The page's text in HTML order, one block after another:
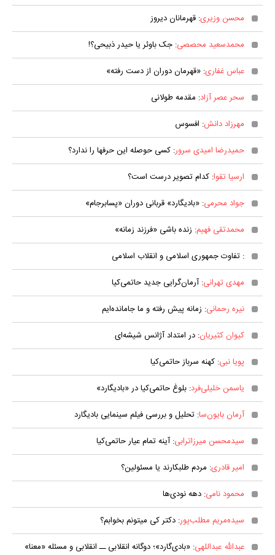
محسن وزیری: قهرمانان دیروز
محمدسعید محصصی: جک باوئر یا حیدر ذبیحی؟!
عباس غفاری: «قهرمان دوران از دست رفته»
سحر عصر آزاد: مقدمه طولانی
مهرزاد دانش: افسوس
حمیدرضا امیدی سرور: کسی حوصله این حرفها را ندارد؟
ارسیا تقوا: کدام تصویر درست است؟
جواد محرمی: «بادیگارد» قربانی دوران «پسابرجام»
محمدتقی فهیم: زنده باشی «فرزند زمانه»
: تفاوت جمهوری اسلامی و انقلاب اسلامی
مهدی تهرانی: آرمان‌گرایی جدید حاتمی‌کیا
نیره رحمانی: زمانه پیش رفته و ما جامانده‌ایم
کیوان کثیریان: در امتداد آژانس شیشه‌ای
پویا نبی: کهنه سرباز حاتمی‌کیا
یاسمن خلیلی‌فرد: بلوغ حاتمی‌کیا در «بادیگارد»
آرمان بایون‌سا: تحلیل و بررسی فیلم سینمایی بادیگارد
سیدمحسن میرزاترابی: آینه تمام عیار حاتمی‌کیا
امیر قادری: مردم طلبکارند یا مسئولین؟
محمود نامی: دهه نودی‌ها
سیده‌مریم مطلب‌پور: دکتر کی میتونم بخوابم؟
عبدالله عبداللهی: «بادی‌گارد»؛ دوگانه انقلابی ــ انقلابی و مسئله «معنا»